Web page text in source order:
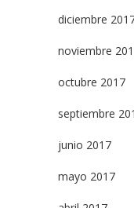
diciembre
noviembre
octubre 2017
septiembre
junio 2017
mayo 2017